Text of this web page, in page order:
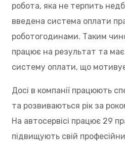
робота, яка не терпить
введена система оплати
роботогодинами. Таким
працює на результат та
систему оплати, що
Досі в компанії працюють
та розвиваються рік за
На автосервісі працює 29
підвищують свій